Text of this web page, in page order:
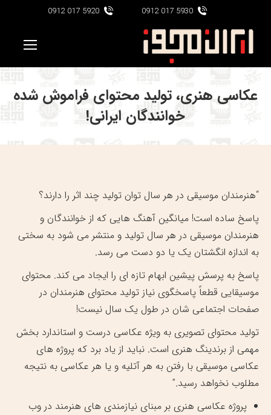
5930 017 0912
5920 017 0912
عکاسی هنری، تولید محتوای فراموش شده
خوانندگان ایرانی!
“هنرمندان موسیقی در هر سال توان تولید چند اثر را دارند؟
پاسخ ساده است! میانگین آهنگ هایی که از خوانندگان و
هنرمندان موسیقی در هر سال تولید و منتشر می شود به سختی
به اندازه انگشتان یک یا دو دست می رسد.
پاسخ به پرسش پیشین ابهام تازه ای را ایجاد می کند. محتوای
موسیقایی قطعاً پاسخگوی نیاز تولید محتوای هنرمندان در
صفحات اجتماعی شان در طول یک سال نیست!
تولید محتوای تصویری به ویژه عکاسی درست و استاندارد بخش
مهمی از برندینگ هنری است. نباید از یاد برد که پروژه های
عکاسی موسیقی با رفتن به هر آتلیه و یا هر عکاسی به نتیجه
مطلوب نخواهد رسید.”
پروژه عکاسی هنری بر مبنای نیازمندی های هنرمند در وب